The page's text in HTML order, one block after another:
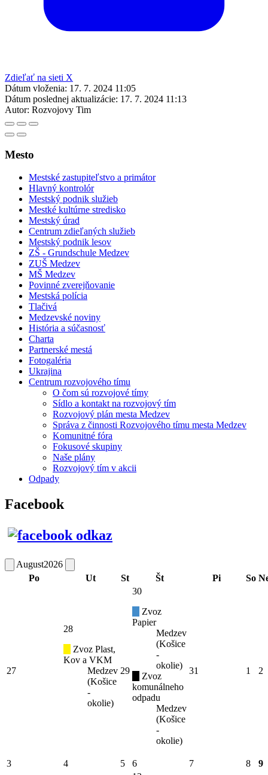
Zdieľať na sieti X
Dátum vloženia: 17. 7. 2024 11:05
Dátum poslednej aktualizácie: 17. 7. 2024 11:13
Autor: Rozvojovy Tim
Mesto
Mestské zastupiteľstvo a primátor
Hlavný kontrolór
Mestský podnik služieb
Mestké kultúrne stredisko
Mestský úrad
Centrum zdieľaných služieb
Mestský podnik lesov
ZŠ - Grundschule Medzev
ZUŠ Medzev
MŠ Medzev
Povinné zverejňovanie
Mestská polícia
Tlačivá
Medzevské noviny
História a súčasnosť
Charta
Partnerské mestá
Fotogaléria
Ukrajina
Centrum rozvojového tímu
O čom sú rozvojové tímy
Sídlo a kontakt na rozvojový tím
Rozvojový plán mesta Medzev
Správa z činnosti Rozvojového tímu mesta Medzev
Komunitné fóra
Fokusové skupiny
Naše plány
Rozvojový tím v akcii
Odpady
Facebook
August2026
Po
Ut St Št Pi So
27
28
Zvoz Plast,
Kov a VKM
Medzev
(Košice
-
okolie)
29
30
Zvoz
Papier
Medzev
(Košice
-
okolie)
Zvoz
komunálneho
odpadu
Medzev
(Košice
-
okolie)
31 1 2
3 4 5 6 7 8
9